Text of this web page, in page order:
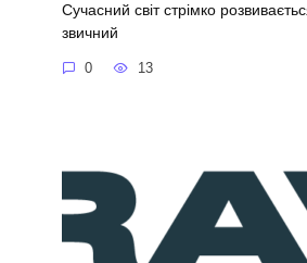
Сучасний світ стрімко
звичний
0 13